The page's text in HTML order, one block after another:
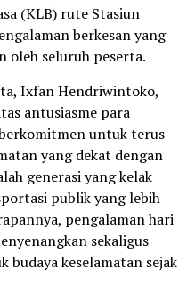
(KLB) rute Stasiun
berkesan yang
oleh seluruh peserta.
Ixfan Hendriwintoko,
antusiasme para
untuk terus
yang dekat dengan
generasi yang kelak
publik yang lebih
pengalaman hari
sekaligus
budaya keselamatan sejak